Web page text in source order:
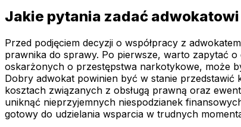
Jakie pytania zadać
Przed podjęciem decyzji o współpracy z
prawnika do sprawy. Po pierwsze, warto zapytać
oskarżonych o przestępstwa narkotykowe, może
Dobry adwokat powinien być w stanie
kosztach związanych z obsługą prawną oraz
uniknąć nieprzyjemnych niespodzianek
gotowy do udzielania wsparcia w trudnych